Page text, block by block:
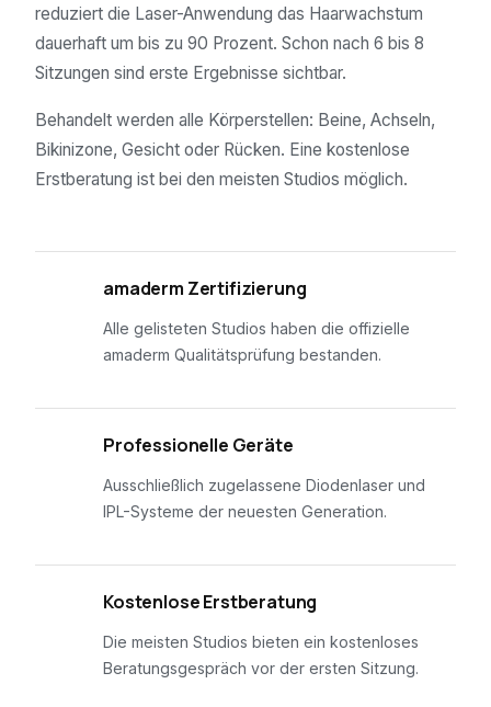
reduziert die Laser-Anwendung das Haarwachstum
dauerhaft um bis zu 90 Prozent. Schon nach 6 bis 8
Sitzungen sind erste Ergebnisse sichtbar.
Behandelt werden alle Körperstellen: Beine, Achseln,
Bikinizone, Gesicht oder Rücken. Eine kostenlose
Erstberatung ist bei den meisten Studios möglich.
amaderm Zertifizierung
Alle gelisteten Studios haben die offizielle
amaderm Qualitätsprüfung bestanden.
Professionelle Geräte
Ausschließlich zugelassene Diodenlaser und
IPL-Systeme der neuesten Generation.
Kostenlose Erstberatung
Die meisten Studios bieten ein kostenloses
Beratungsgespräch vor der ersten Sitzung.